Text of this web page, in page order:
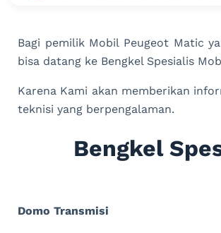
Bagi pemilik Mobil Peugeot Matic
bisa datang ke Bengkel Spesialis
Karena Kami akan memberikan
teknisi yang berpengalaman.
Bengkel
Domo Transmisi